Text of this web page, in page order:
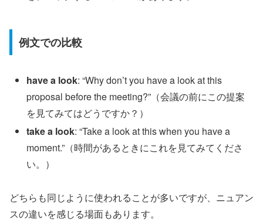
例文での比較
have a look: “Why don’t you have a look at this
proposal before the meeting?”（会議の前にこの提案
を見てみてはどうですか？）
take a look: “Take a look at this when you have a
moment.”（時間があるときにこれを見てみてくださ
い。）
どちらも同じように使われることが多いですが、ニュアン
スの違いを感じる場面もあります。